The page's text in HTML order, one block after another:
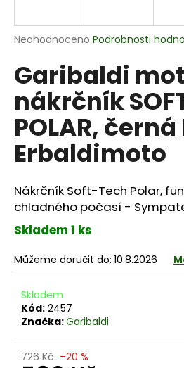
Průměrné
produktu
je
5
hvězdiček.
Neohodnoceno Podrobnosti
Garibaldi
nákrčník
POLAR, černá
Erbaldimoto
Nákrčník Soft-Tech Polar,
chladného počasí -
Skladem 1 ks
Můžeme doručit do: 10.8.2026
Skladem
Kód: 2457
Značka:Garibaldi
726 Kč –20 %
j
t
?
HLEDAT
D
o
p
o
u
č
j
e